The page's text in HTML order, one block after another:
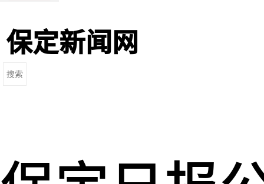
保定新闻网